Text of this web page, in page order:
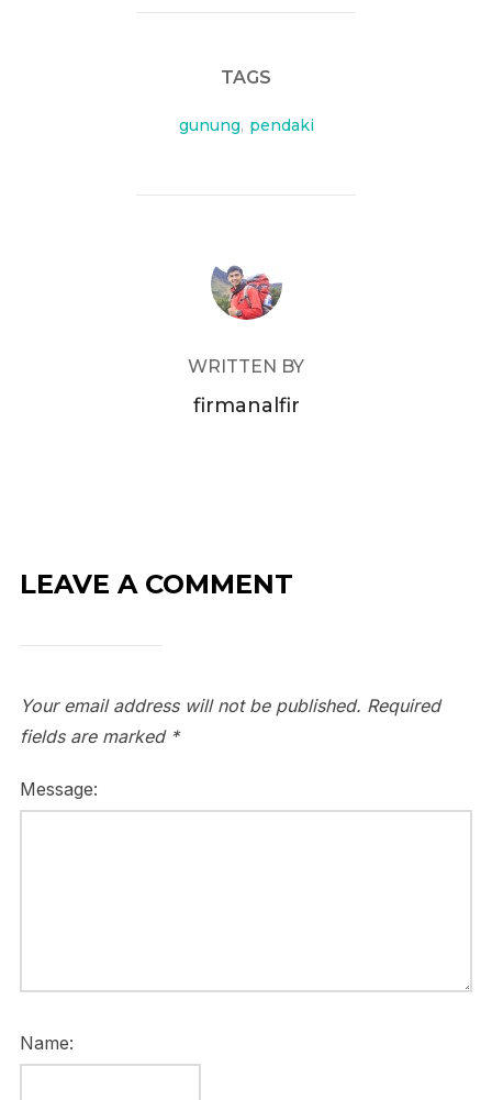
TAGS
gunung, pendaki
POST AUTHOR
WRITTEN BY
firmanalfir
LEAVE A COMMENT
Your email address will not be published. Required
fields are marked *
Message:
Name: